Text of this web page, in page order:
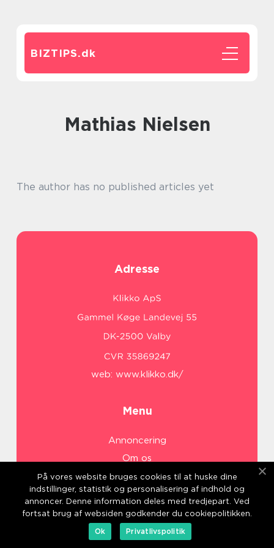
BIZTIPS.dk
Mathias Nielsen
The author has no published articles yet
Adresse
web: www.klikko.dk/
Menu
Annoncering
Om os
Cookies
Kontakt os
Sitemap
På vores website bruges cookies til at huske dine
indstillinger, statistik og personalisering af indhold og
annoncer. Denne information deles med tredjepart. Ved
fortsat brug af websiden godkender du cookiepolitikken.
Ok
Privatlivspolitik